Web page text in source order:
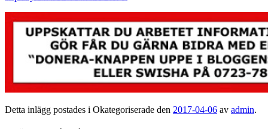
Detta inlägg postades i Okategoriserade den 2017-04-06 av admin.